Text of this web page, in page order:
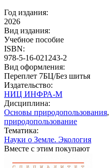
Год издания:
2026
Вид издания:
Учебное пособие
ISBN:
978-5-16-021243-2
Вид оформления:
Переплет 7БЦ/Без шитья
Издательство:
НИЦ ИНФРА-М
Дисциплина:
Основы природопользования,
природопользование
Тематика:
Науки о Земле. Экология
Вместе с этим покупают